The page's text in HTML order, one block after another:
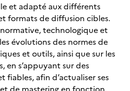
et adapté aux différents
formats de diffusion cibles.
technologique et
évolutions des normes de
et outils, ainsi que sur les
en s’appuyant sur des
fiables, afin d’actualiser ses